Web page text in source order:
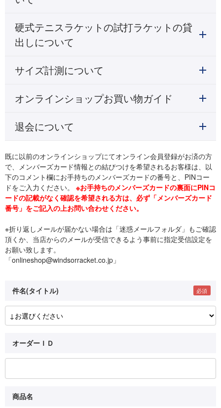
硬式テニスラケットの試打ラケットの貸
出しについて
サイズ計測について
オンラインショップお買い物ガイド
退会について
既に以前のオンラインショップにてオンライン会員登録がお済の方
で、メンバーズカード情報との結びつけを希望されるお客様は、以
下のコメント欄にお手持ちのメンバーズカードの番号と、PINコー
ドをご入力ください。 ※お手持ちのメンバーズカードの裏面にPINコ
ードの記載がなく確認を希望される方は、必ず「メンバーズカード
番号」をご記入の上お問い合わせください。
※折り返しメールが届かない場合は「迷惑メールフォルダ」もご確認
頂くか、当店からのメールが受信できるよう事前に指定受信設定を
お願い致します。
「onlineshop@windsorracket.co.jp」
件名(タイトル)
オーダーＩＤ
商品名